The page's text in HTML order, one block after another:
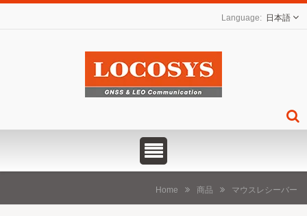
日本語
Home 商品 マウスレシーバー